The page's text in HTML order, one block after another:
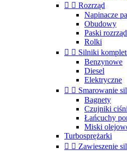
  Rozrząd
Napinacze
Obudowy
Paski
Rolki
  Silniki
Benzynowe
Diesel
Elektryczne
  Smarowanie
Bagnety
Czujniki
Łańcuchy
Miski
Turbosprężarki
  Zawieszenie